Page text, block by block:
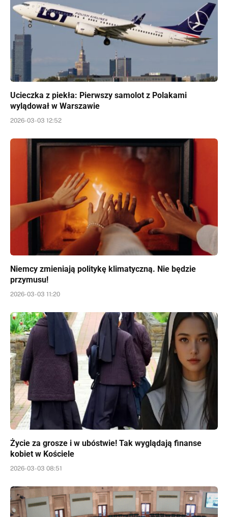
Ucieczka z piekła: Pierwszy samolot z Polakami
wylądował w Warszawie
2026-03-03 12:52
Niemcy zmieniają politykę klimatyczną. Nie będzie
przymusu!
2026-03-03 11:20
Życie za grosze i w ubóstwie! Tak wyglądają finanse
kobiet w Kościele
2026-03-03 08:51